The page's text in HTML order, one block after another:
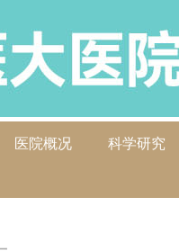
医院概况 科学研究